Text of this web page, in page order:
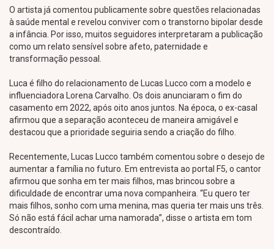
O artista já comentou publicamente sobre questões relacionadas
à saúde mental e revelou conviver com o transtorno bipolar desde
a infância. Por isso, muitos seguidores interpretaram a publicação
como um relato sensível sobre afeto, paternidade e
transformação pessoal.
Luca é filho do relacionamento de Lucas Lucco com a modelo e
influenciadora Lorena Carvalho. Os dois anunciaram o fim do
casamento em 2022, após oito anos juntos. Na época, o ex-casal
afirmou que a separação aconteceu de maneira amigável e
destacou que a prioridade seguiria sendo a criação do filho.
Recentemente, Lucas Lucco também comentou sobre o desejo de
aumentar a família no futuro. Em entrevista ao portal F5, o cantor
afirmou que sonha em ter mais filhos, mas brincou sobre a
dificuldade de encontrar uma nova companheira. “Eu quero ter
mais filhos, sonho com uma menina, mas queria ter mais uns três.
Só não está fácil achar uma namorada”, disse o artista em tom
descontraído.